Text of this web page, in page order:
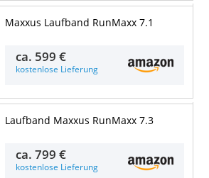
Maxxus Laufband RunMaxx 7.1
ca. 599 €
kostenlose Lieferung
Laufband Maxxus RunMaxx 7.3
ca.799 €
kostenlose Lieferung